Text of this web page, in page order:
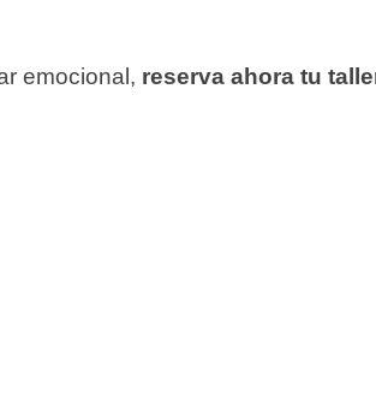
emocional, reserva ahora tu